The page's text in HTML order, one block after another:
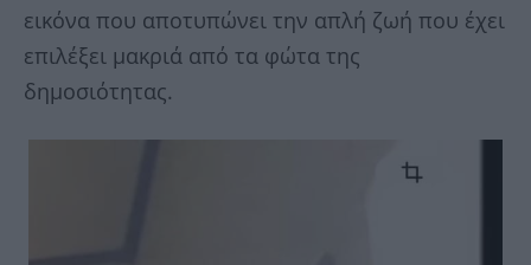
εικόνα που αποτυπώνει την απλή ζωή που έχει
επιλέξει μακριά από τα φώτα της
δημοσιότητας.